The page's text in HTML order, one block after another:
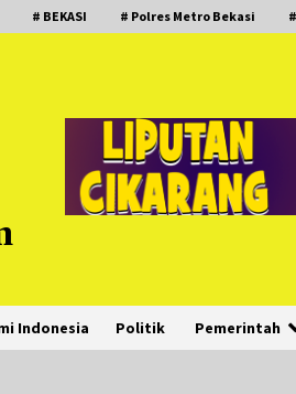
# BEKASI # Polres Metro Bekasi
Indonesia Politik Pemerintah